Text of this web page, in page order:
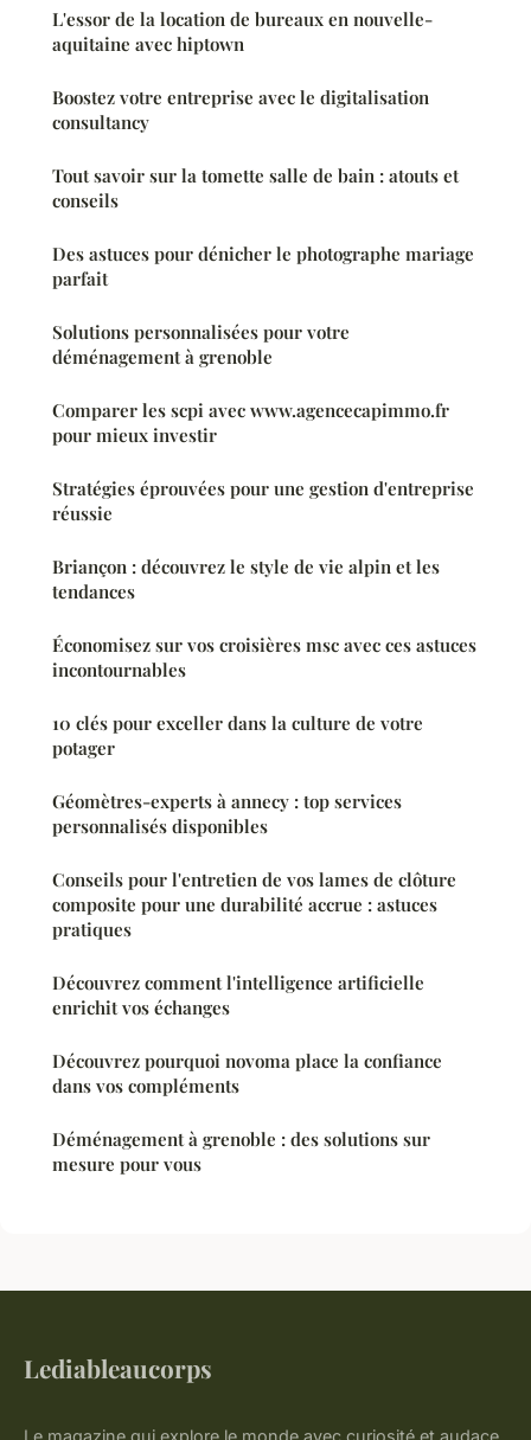
L'essor de la location de bureaux en nouvelle-
aquitaine avec hiptown
Boostez votre entreprise avec le digitalisation
consultancy
Tout savoir sur la tomette salle de bain : atouts et
conseils
Des astuces pour dénicher le photographe mariage
parfait
Solutions personnalisées pour votre
déménagement à grenoble
Comparer les scpi avec www.agencecapimmo.fr
pour mieux investir
Stratégies éprouvées pour une gestion d'entreprise
réussie
Briançon : découvrez le style de vie alpin et les
tendances
Économisez sur vos croisières msc avec ces astuces
incontournables
10 clés pour exceller dans la culture de votre
potager
Géomètres-experts à annecy : top services
personnalisés disponibles
Conseils pour l'entretien de vos lames de clôture
composite pour une durabilité accrue : astuces
pratiques
Découvrez comment l'intelligence artificielle
enrichit vos échanges
Découvrez pourquoi novoma place la confiance
dans vos compléments
Déménagement à grenoble : des solutions sur
mesure pour vous
Lediableaucorps
Le magazine qui explore le monde avec curiosité et audace